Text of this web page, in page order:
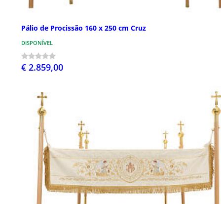
Pálio de Procissão 160 x 250 cm Cruz
DISPONÍVEL
€ 2.859,00